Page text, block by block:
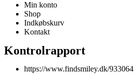
Min konto
Shop
Indkøbskurv
Kontakt
Kontrolrapport
https://www.findsmiley.dk/933064